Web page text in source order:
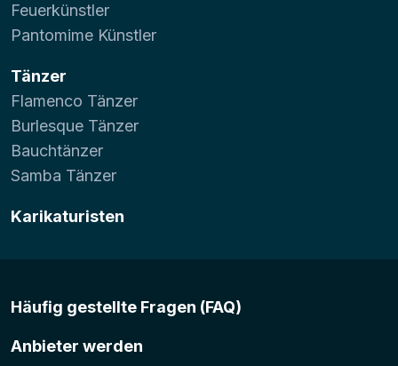
Feuerkünstler
Pantomime Künstler
Tänzer
Flamenco Tänzer
Burlesque Tänzer
Bauchtänzer
Samba Tänzer
Karikaturisten
Häufig gestellte Fragen (FAQ)
Anbieter werden